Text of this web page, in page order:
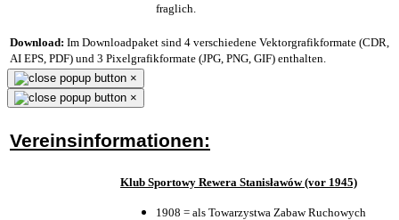
fraglich.
Download: Im Downloadpaket sind 4 verschiedene Vektorgrafikformate (CDR,
AI EPS, PDF) und 3 Pixelgrafikformate (JPG, PNG, GIF) enthalten.
×
×
Vereinsinformationen:
Klub Sportowy Rewera Stanisławów (vor 1945)
1908 = als Towarzystwa Zabaw Ruchowych